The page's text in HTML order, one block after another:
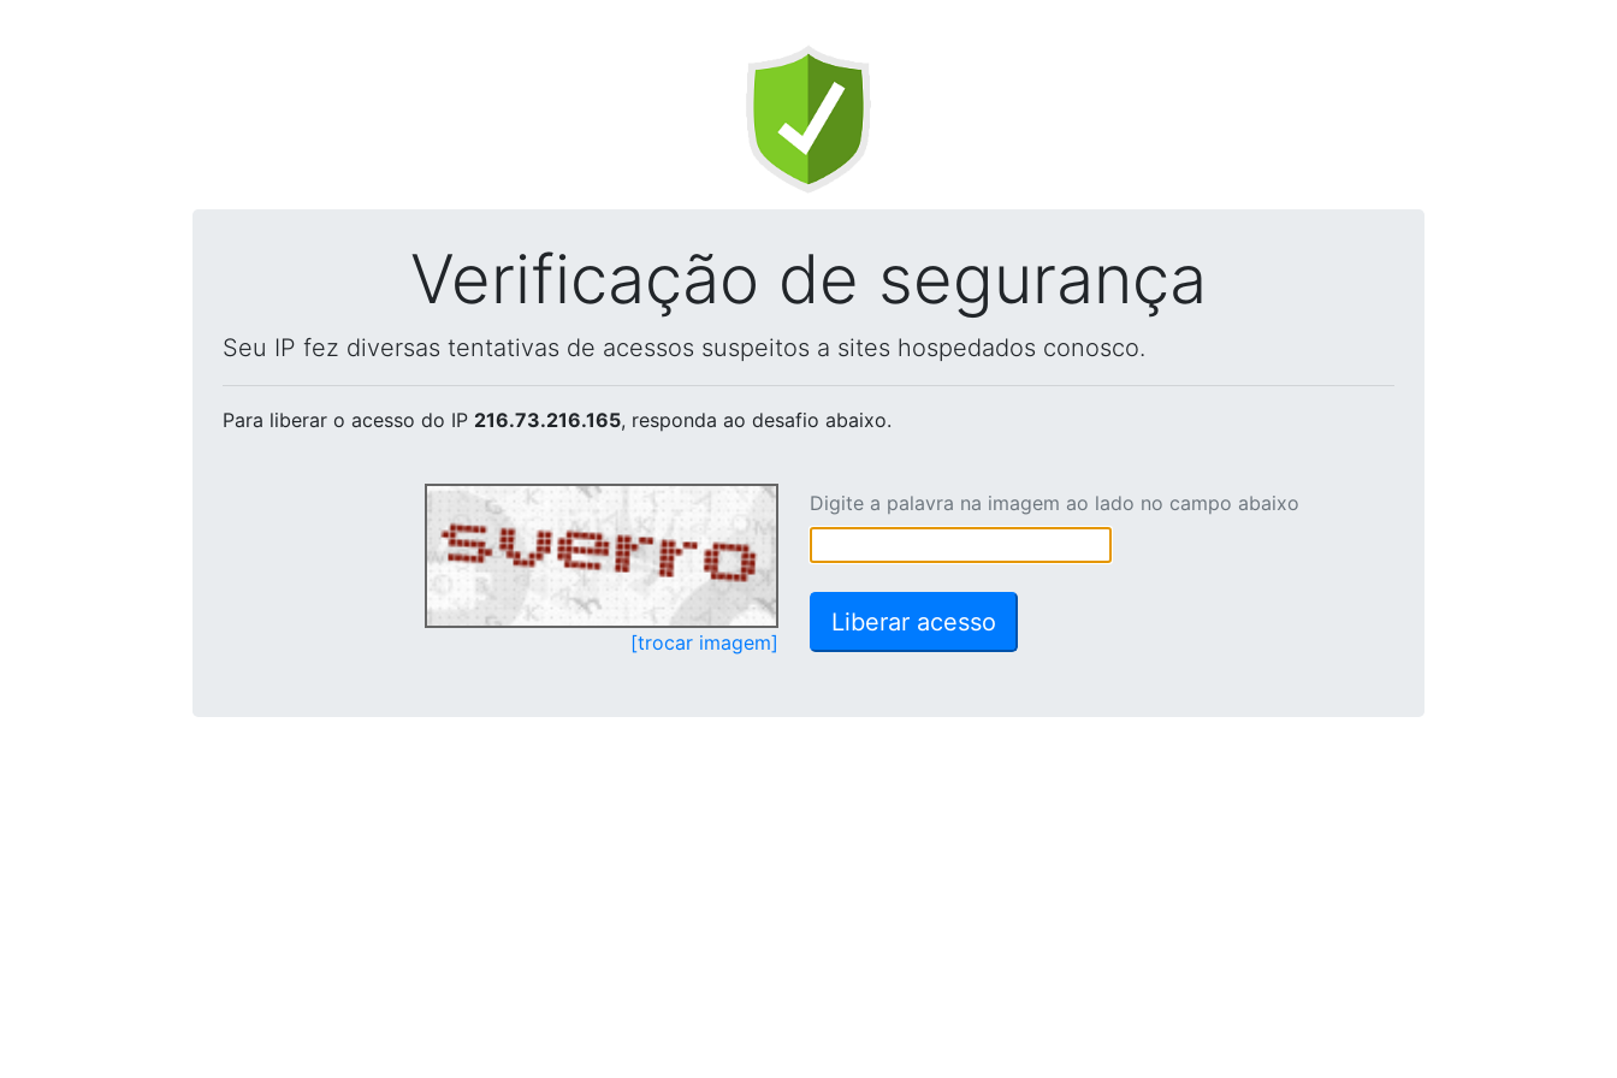
Verificação de segurança
Seu IP fez diversas tentativas de acessos suspeitos a sites hospedados conosco.
Para liberar o acesso do IP 216.73.216.165, responda ao desafio abaixo.
[trocar imagem]
Digite a palavra na imagem ao lado no campo abaixo